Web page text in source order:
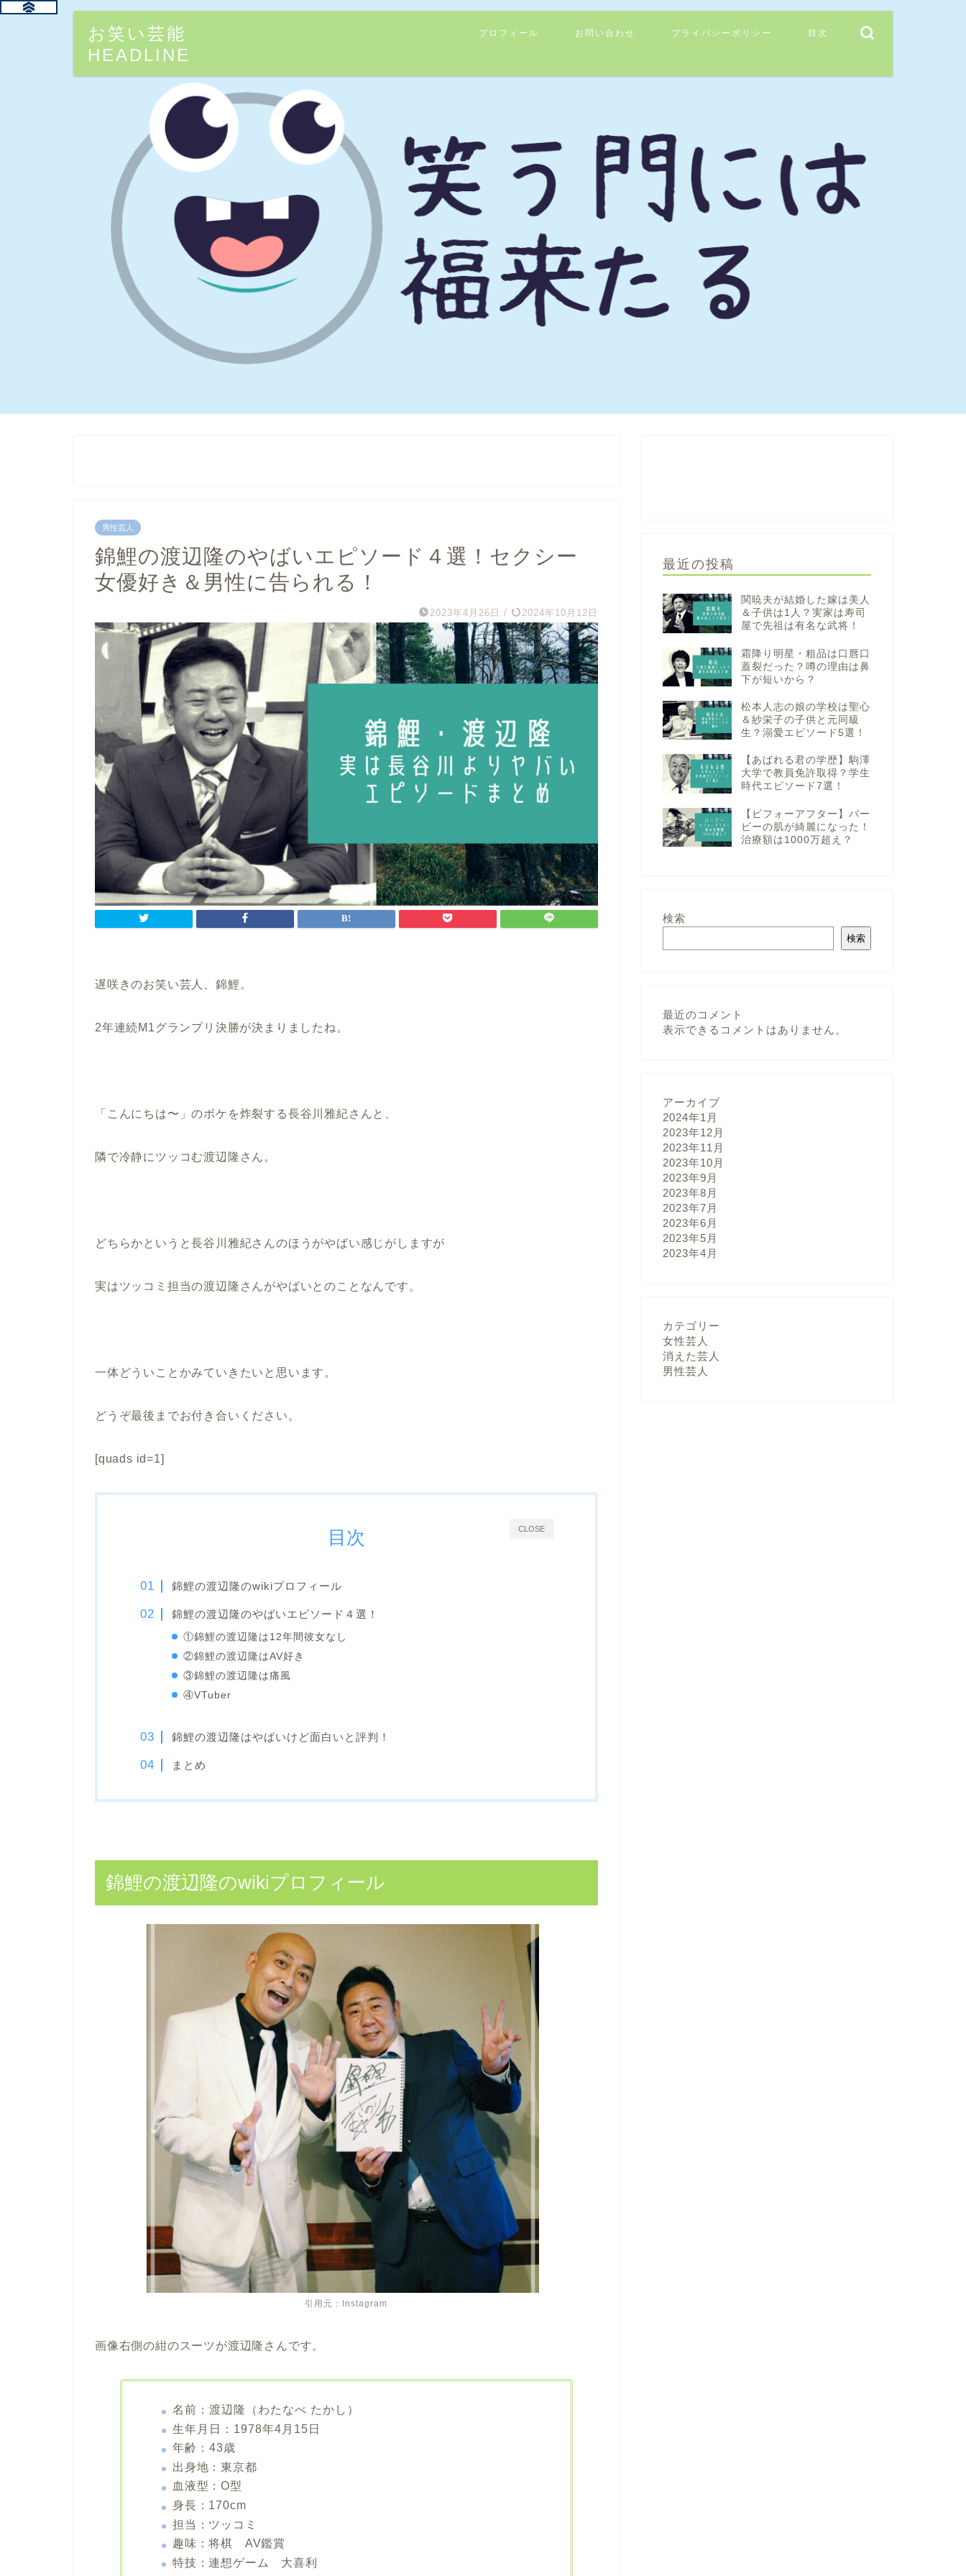
お笑い芸能
HEADLINE
プロフィール お問い合わせ プライバシーポリシー 目次
男性芸人
錦鯉の渡辺隆のやばいエピソード４選！セクシー
女優好き＆男性に告られる！
2023年4月26日 / 2024年10月12日
遅咲きのお笑い芸人、錦鯉。
2年連続M1グランプリ決勝が決まりましたね。
「こんにちは〜」のボケを炸裂する長谷川雅紀さんと、
隣で冷静にツッコむ渡辺隆さん。
どちらかというと長谷川雅紀さんのほうがやばい感じがしますが
実はツッコミ担当の渡辺隆さんがやばいとのことなんです。
一体どういことかみていきたいと思います。
どうぞ最後までお付き合いください。
[quads id=1]
CLOSE
目次
錦鯉の渡辺隆のwikiプロフィール
錦鯉の渡辺隆のやばいエピソード４選！
①錦鯉の渡辺隆は12年間彼女なし
②錦鯉の渡辺隆はAV好き
③錦鯉の渡辺隆は痛風
④VTuber
錦鯉の渡辺隆はやばいけど面白いと評判！
まとめ
錦鯉の渡辺隆のwikiプロフィール
引用元：Instagram
画像右側の紺のスーツが渡辺隆さんです。
名前：渡辺隆（わたなべ たかし）
生年月日：1978年4月15日
年齢：43歳
出身地：東京都
血液型：O型
身長：170cm
担当：ツッコミ
趣味：将棋 AV鑑賞
特技：連想ゲーム 大喜利
最近の投稿
関暁夫が結婚した嫁は美人
＆子供は1人？実家は寿司
屋で先祖は有名な武将！
霜降り明星・粗品は口唇口
蓋裂だった？噂の理由は鼻
下が短いから？
松本人志の娘の学校は聖心
＆紗栄子の子供と元同級
生？溺愛エピソード5選！
【あばれる君の学歴】駒澤
大学で教員免許取得？学生
時代エピソード7選！
【ビフォーアフター】バー
ビーの肌が綺麗になった！
治療額は1000万超え？
検索
検索
最近のコメント
表示できるコメントはありません。
アーカイブ
2024年1月
2023年12月
2023年11月
2023年10月
2023年9月
2023年8月
2023年7月
2023年6月
2023年5月
2023年4月
カテゴリー
女性芸人
消えた芸人
男性芸人